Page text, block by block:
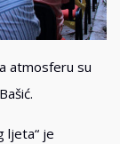
atmosferu su
ljeta“ je